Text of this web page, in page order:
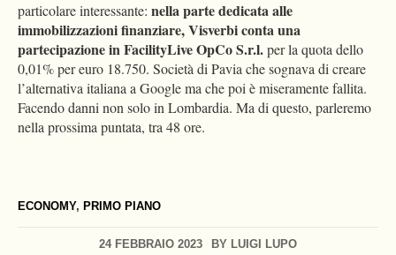
ECONOMY, PRIMO PIANO
24 FEBBRAIO 2023 BY LUIGI LUPO
particolare interessante: nella parte dedicata alle
immobilizzazioni finanziare, Visverbi conta una
partecipazione in FacilityLive OpCo S.r.l.per la quota dello
0,01% per euro 18.750. Società di Pavia che sognava di creare
l’alternativa italiana a Google ma che poi è miseramente fallita.
Facendo danni non solo in Lombardia. Ma di questo, parleremo
nella prossima puntata, tra 48 ore.